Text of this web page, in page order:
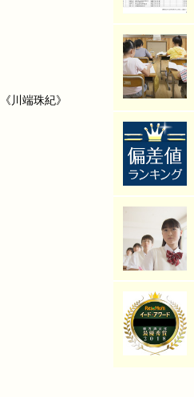
《川端珠紀》